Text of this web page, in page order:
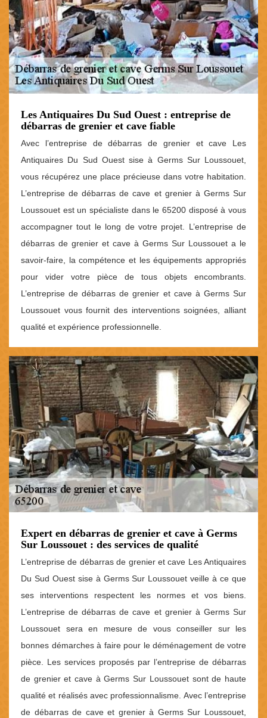
Les Antiquaires Du Sud Ouest : entreprise de
débarras de grenier et cave fiable
Avec l’entreprise de débarras de grenier et cave Les
Antiquaires Du Sud Ouest sise à Germs Sur Loussouet,
vous récupérez une place précieuse dans votre habitation.
L’entreprise de débarras de cave et grenier à Germs Sur
Loussouet est un spécialiste dans le 65200 disposé à vous
accompagner tout le long de votre projet. L’entreprise de
débarras de grenier et cave à Germs Sur Loussouet a le
savoir-faire, la compétence et les équipements appropriés
pour vider votre pièce de tous objets encombrants.
L’entreprise de débarras de grenier et cave à Germs Sur
Loussouet vous fournit des interventions soignées, alliant
qualité et expérience professionnelle.
Expert en débarras de grenier et cave à Germs
Sur Loussouet : des services de qualité
L’entreprise de débarras de grenier et cave Les Antiquaires
Du Sud Ouest sise à Germs Sur Loussouet veille à ce que
ses interventions respectent les normes et vos biens.
L’entreprise de débarras de cave et grenier à Germs Sur
Loussouet sera en mesure de vous conseiller sur les
bonnes démarches à faire pour le déménagement de votre
pièce. Les services proposés par l’entreprise de débarras
de grenier et cave à Germs Sur Loussouet sont de haute
qualité et réalisés avec professionnalisme. Avec l’entreprise
de débarras de cave et grenier à Germs Sur Loussouet,